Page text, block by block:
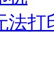
法打